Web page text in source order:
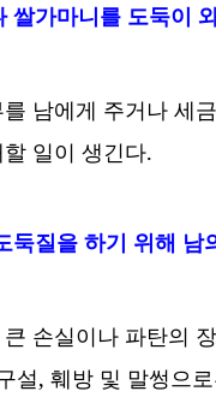
쌀가마니를 도둑이
남에게 주거나 세
일이 생긴다.
둑질을 하기 위해 남
손실이나 파탄의
설, 훼방 및 말썽으